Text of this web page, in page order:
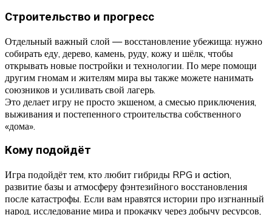
Строительство и прогресс
Отдельный важный слой — восстановление убежища: нужно
собирать еду, дерево, камень, руду, кожу и шёлк, чтобы
открывать новые постройки и технологии. По мере помощи
другим гномам и жителям мира вы также можете нанимать
союзников и усиливать свой лагерь.
Это делает игру не просто экшеном, а смесью приключения,
выживания и постепенного строительства собственного
«дома».
Кому подойдёт
Игра подойдёт тем, кто любит гибриды RPG и action,
развитие базы и атмосферу фэнтезийного восстановления
после катастрофы. Если вам нравятся истории про изгнанный
народ, исследование мира и прокачку через добычу ресурсов,